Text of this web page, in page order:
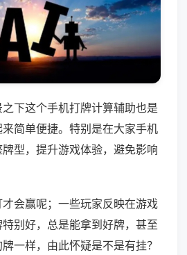
下这个手机打牌计算辅助也是
简单便捷。特别是在大家手机
型，提升游戏体验，避免影响
会赢呢；一些玩家反映在游戏
别好，总是能拿到好牌，甚至
一样，由此怀疑是不是有挂？